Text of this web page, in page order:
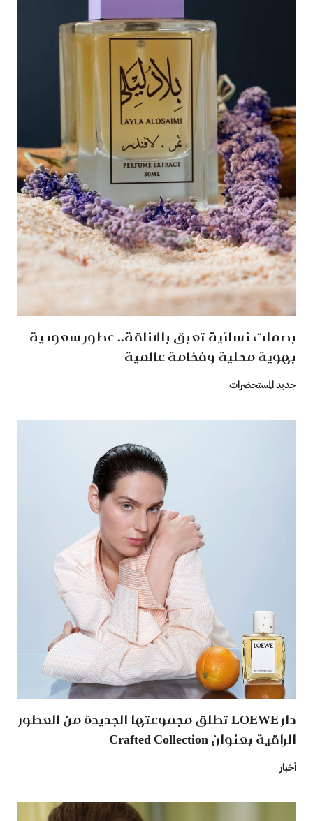
بصمات نسائية تعبق بالأناقة.. عطور سعودية
بهوية محلية وفخامة عالمية
جديد المستحضرات
دار LOEWE تطلق مجموعتها الجديدة من العطور
الراقية بعنوان Crafted Collection
أخبار